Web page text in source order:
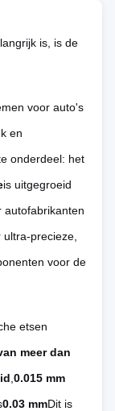
is, is de
voor auto's
en
onderdeel: het
is uitgegroeid
autofabrikanten
precieze,
voor de
etsen
meer dan
0.015 mm
0.03 mmDit is